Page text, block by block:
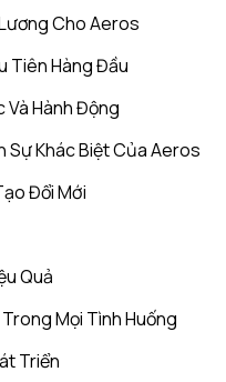
Cho Aeros
Tiên Hàng Đầu
Và Hành Động
Sự Khác Biệt Của Aeros
Đổi Mới
Quả
Mọi Tình Huống
Triển